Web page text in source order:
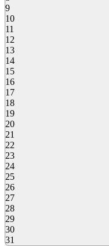
9
10
11
12
13
14
15
16
17
18
19
20
21
22
23
24
25
26
27
28
29
30
31